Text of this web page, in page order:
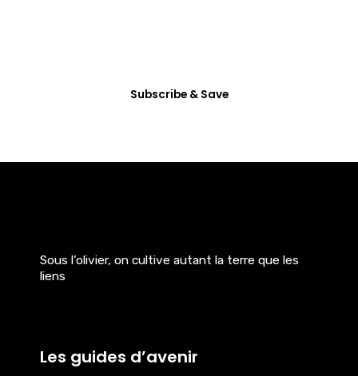
Subscribe & Save
Sous l’olivier, on cultive autant la terre que les
liens
Les guides d’avenir